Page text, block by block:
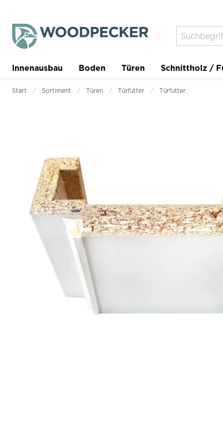
Innenausbau Boden Türen Schnittholz /
Trockenbau Planer
Start Sortiment Türen Türfutter Türfutter